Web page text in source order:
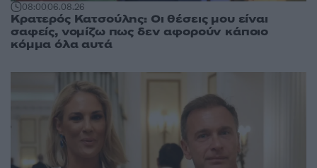
08:0006.08.26
Κρατερός Κατσούλης: Οι θέσεις μου είναι
σαφείς, νομίζω πως δεν αφορούν κάποιο
κόμμα όλα αυτά